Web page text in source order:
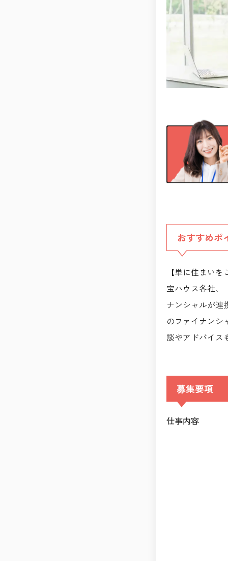
おすすめポ
【単に住まい
宝ハウス各社、
ナンシャルが連
のファイナンシ
談やアドバイス
募集要項
仕事内容